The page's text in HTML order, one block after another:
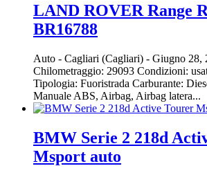
LAND ROVER Range
BR16788
Auto - Cagliari (Cagliari) - Giugno 28,
Chilometraggio: 29093 Condizioni:
Tipologia: Fuoristrada Carburante:
Manuale ABS, Airbag, Airbag latera...
BMW Serie 2 218d
Msport auto